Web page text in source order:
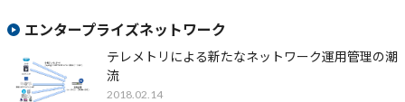
エンタープライズネットワーク
テレメトリによる新たなネットワーク運用管理の潮
流
2018.02.14